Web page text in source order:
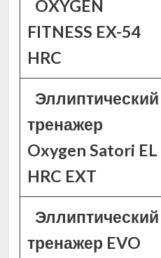
OXYGEN
FITNESS EX-54
HRC
Эллиптический
тренажер
Oxygen Satori EL
HRC EXT
Эллиптический
тренажер EVO